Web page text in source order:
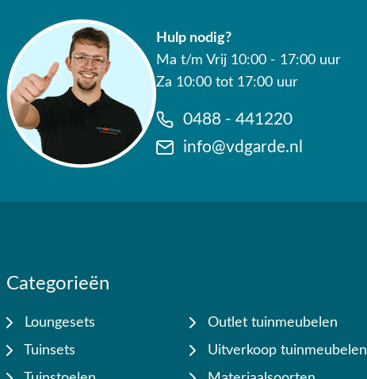
Hulp nodig?
Ma t/m Vrij 10:00 - 17:00 uur
Za 10:00 tot 17:00 uur
0488 - 441220
info@vdgarde.nl
Categorieën
Loungesets
Tuinsets
Outlet tuinmeubelen
Uitverkoop tuinmeubelen